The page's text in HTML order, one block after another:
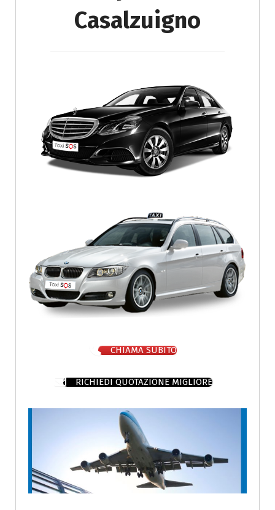
Casalzuigno
CHIAMA SUBITO
RICHIEDI QUOTAZIONE MIGLIORE